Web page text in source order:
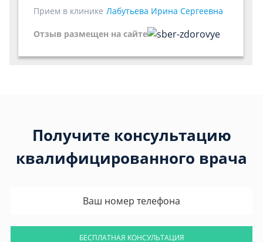
Прием в клинике Лабутьева Ирина Сергеевна
Отзыв размещен на сайте
Получите консультацию
квалифицированного врача
БЕСПЛАТНАЯ КОНСУЛЬТАЦИЯ